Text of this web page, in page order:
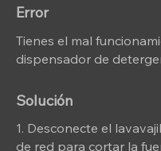
Error
Tienes el mal
dispensador de
Solución
1. Desconecte el
de red para cortar la